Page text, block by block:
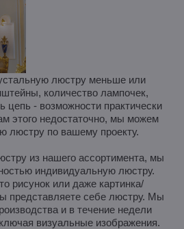
люстру меньше или
количество лампочек,
цепь - возможности практически
этого недостаточно, мы можем
люстру по вашему проекту.
из нашего ассортимента, мы
индивидуальную люстру.
рисунок или даже картинка/
представляете себе люстру. Мы
и в течение недели
визуальные изображения.